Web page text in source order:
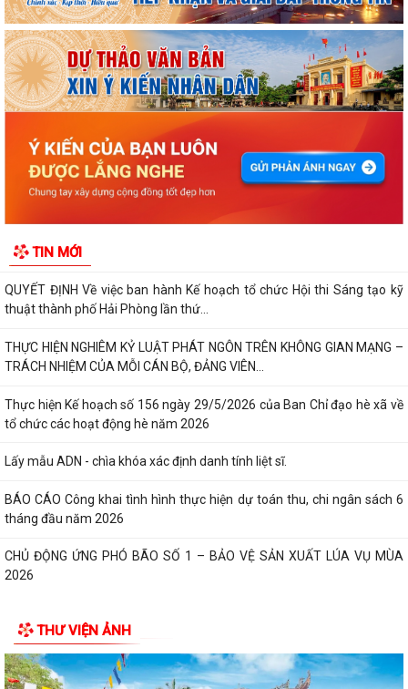
TIN MỚI
ỦY BAN NHÂN DÂN XÃ NGUYỄN BỈNH KHIÊM TUYÊN TRUYỀN, HƯỚNG
DẪN NGƯỜI DÂN CHUYỂN ĐỔI THIẾT BỊ, SIM...
KẾ HOẠCH Triển khai tuyển chọn thực tập sinh nữ đi thực tập kỹ thuật
tại Nhật Bản Đợt II năm 2026
Kỷ niệm 79 năm Ngày Thương binh - Liệt sĩ (27-7-1947 – 27-7-2026)
KHẢO SÁT, THĂM DÒ Ý KIẾN SAU 01 NĂM THỰC HIỆN MÔ HÌNH CHÍNH
QUYỀN ĐỊA PHƯƠNG 02 CẤP
tư của cộng đồng các công trình,...
QUYẾT ĐỊNH Về việc ban hành Kế hoạch tổ chức Hội thi Sáng tạo kỹ
thuật thành phố Hải Phòng lần thứ...
THỰC HIỆN NGHIÊM KỶ LUẬT PHÁT NGÔN TRÊN KHÔNG GIAN MẠNG –
TRÁCH NHIỆM CỦA MỖI CÁN BỘ, ĐẢNG VIÊN...
Thực hiện Kế hoạch số 156 ngày 29/5/2026 của Ban Chỉ đạo hè xã về
tổ chức các hoạt động hè năm 2026
Lấy mẫu ADN - chìa khóa xác định danh tính liệt sĩ.
BÁO CÁO Công khai tình hình thực hiện dự toán thu, chi ngân sách 6
tháng đầu năm 2026
CHỦ ĐỘNG ỨNG PHÓ BÃO SỐ 1 – BẢO VỆ SẢN XUẤT LÚA VỤ MÙA
2026
XÚC CỬ TRI CHUẨN BỊ KỲ HỌP THƯỜNG LỆ...
Công điện phòng chống bão số 1 (Bão MAYSAK) và mưa lũ sau bão
THƯ VIỆN ẢNH